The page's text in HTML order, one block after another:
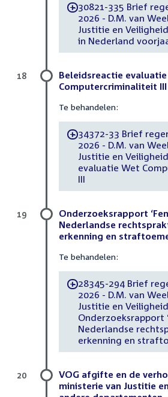
-30821-335 Brief
2026 - D.M. van
Justitie en
in Nederland
Beleidsreactie
Computercriminaliteit III
Te behandelen:
-34372-33 Brief
2026 - D.M. van
Justitie en
evaluatie Wet
III
18
Onderzoeksrapport
Nederlandse
erkenning en
Te behandelen:
-28345-294 Brief
2026 - D.M. van
Justitie en Veiligheid
Onderzoeksrapport
Nederlandse
erkenning en
19
VOG afgifte en de
ministerie van Justitie
20